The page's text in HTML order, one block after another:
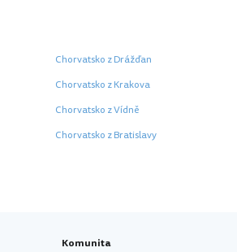
Chorvatsko z Drážďan
Chorvatsko z Krakova
Chorvatsko z Vídně
Chorvatsko z Bratislavy
Komunita